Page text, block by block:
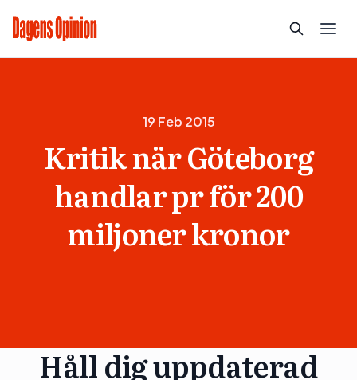
19 Feb 2015
Kritik när Göteborg
handlar pr för 200
miljoner kronor
Håll dig uppdaterad